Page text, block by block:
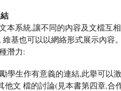
本系統,讓不同的內容及文檔互
維基也可以以網絡形式展示內容
潛力:
學生作有意義的連結,此擧可以
他文 檔的討論(見本書第四章,合